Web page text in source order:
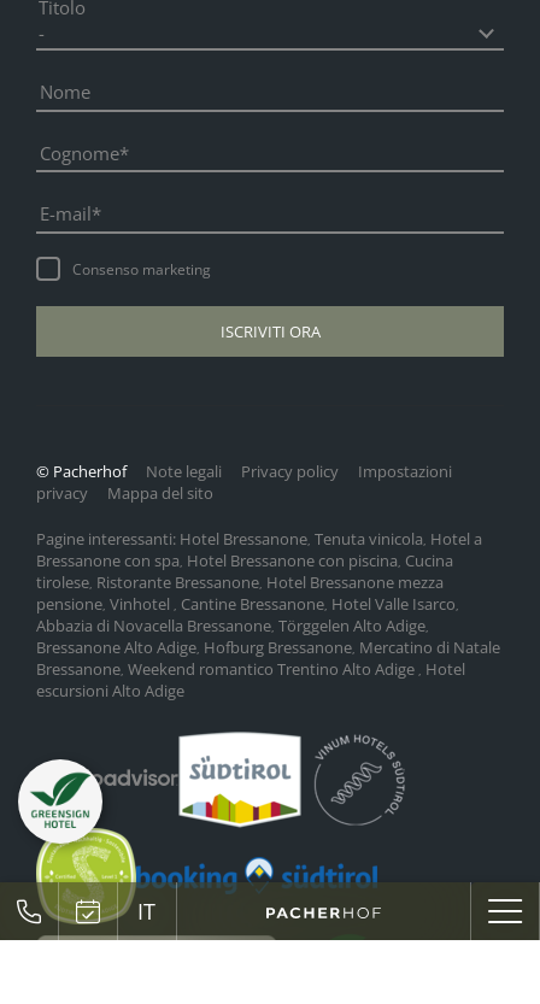
IT
Titolo
Nome
Cognome
E-mail
Consenso marketing
ISCRIVITI ORA
Pagine interessanti: Hotel Bressanone Tenuta vinicola Hotel a
Bressanone con spa Hotel Bressanone con piscina Cucina
tirolese Ristorante Bressanone Hotel Bressanone mezza
pensione Vinhotel Cantine Bressanone Hotel Valle Isarco
Abbazia di Novacella Bressanone Törggelen Alto Adige
Bressanone Alto Adige Hofburg Bressanone Mercatino di Natale
Bressanone Weekend romantico Trentino Alto Adige Hotel
escursioni Alto Adige
© Pacherhof Note legali Privacy policy
Impostazioni
privacy
Mappa del sito